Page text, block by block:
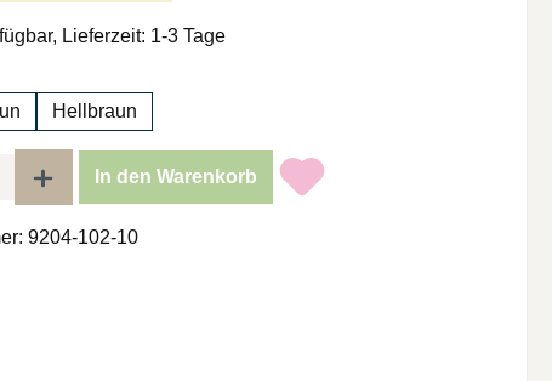
Lieferzeit: 1-3 Tage
Hellbraun
Gib den gewünschten Wert ein oder benutze die Schaltflächen um
In den Warenkorb
9204-102-10